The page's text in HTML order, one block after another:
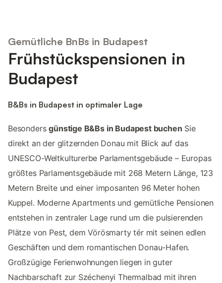
Gemütliche BnBs in Budapest
Frühstückspensionen in
Budapest
B&Bs in Budapest in optimaler Lage
Besondersgünstige B&Bs in Budapest buchen Sie
direkt an der glitzernden Donau mit Blick auf das
UNESCO-Weltkulturerbe Parlamentsgebäude – Europas
größtes Parlamentsgebäude mit 268 Metern Länge, 123
Metern Breite und einer imposanten 96 Meter hohen
Kuppel. Moderne Apartments und gemütliche Pensionen
entstehen in zentraler Lage rund um die pulsierenden
Plätze von Pest, dem Vörösmarty tér mit seinen edlen
Geschäften und dem romantischen Donau-Hafen.
Großzügige Ferienwohnungen liegen in guter
Nachbarschaft zur Széchenyi Thermalbad mit ihren